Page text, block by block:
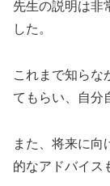
先生の説明は非
した。
これまで知らな
てもらい、自分
また、将来に向
的なアドバイス